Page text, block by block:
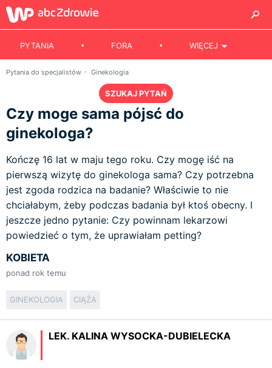
PYTANIA FORA WIĘCEJ
Pytania do specjalistów Ginekologia
SZUKAJ PYTAŃ
Czy moge sama pójsć do
ginekologa?
Kończę 16 lat w maju tego roku. Czy mogę iść na
pierwszą wizytę do ginekologa sama? Czy potrzebna
jest zgoda rodzica na badanie? Właściwie to nie
chciałabym, żeby podczas badania był ktoś obecny. I
jeszcze jedno pytanie: Czy powinnam lekarzowi
powiedzieć o tym, że uprawiałam petting?
KOBIETA
ponad rok temu
GINEKOLOGIA CIĄŻA
LEK. KALINA WYSOCKA-DUBIELECKA